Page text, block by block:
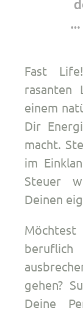
…
Fast
rasanten
einem
Dir
macht.
im
Steuer
Deinen
gehen?
Deine